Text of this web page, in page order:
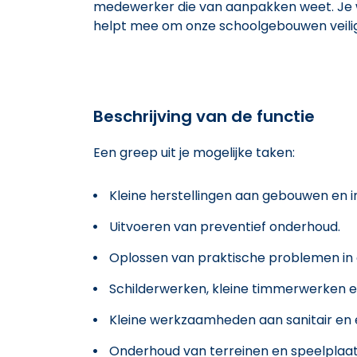
medewerker die van aanpakken weet.
helpt mee om onze schoolgebouwen
Beschrijving van de functie
Een greep uit je mogelijke taken:
Kleine herstellingen aan gebouwen en
Uitvoeren van preventief onderhoud.
Oplossen van praktische problemen
Schilderwerken, kleine timmerwerken
Kleine werkzaamheden aan sanitair
Onderhoud van terreinen en